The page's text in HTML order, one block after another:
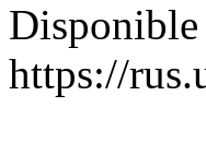
Disponible
https://